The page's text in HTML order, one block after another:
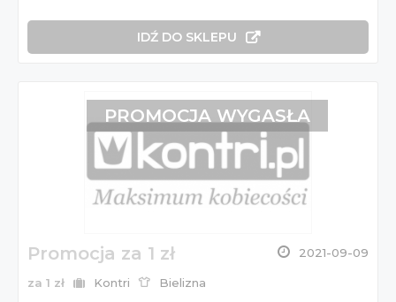
IDŹ DO SKLEPU
Promocja za 1 zł 2021-09-09
za 1 zł Kontri Bielizna
PROMOCJA WYGASŁA